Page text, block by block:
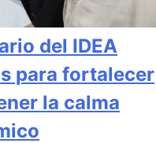
del IDEA
para fortalecer
la calma